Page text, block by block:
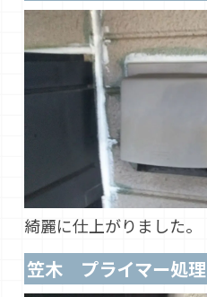
綺麗に仕上がりました。
笠木 プライマー処理